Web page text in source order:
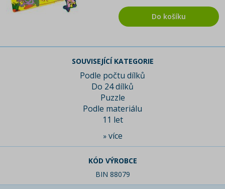
Do košíku
SOUVISEJÍCÍ KATEGORIE
Podle počtu dílků
Do 24 dílků
Puzzle
Podle materiálu
11 let
» více
KÓD VÝROBCE
BIN 88079